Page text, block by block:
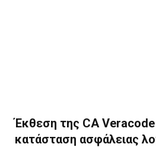
Έκθεση της CA Veracode
κατάσταση ασφάλειας